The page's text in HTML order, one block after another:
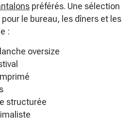
préférés. Une sélection
le bureau, les dîners et les
:
oversize
structurée